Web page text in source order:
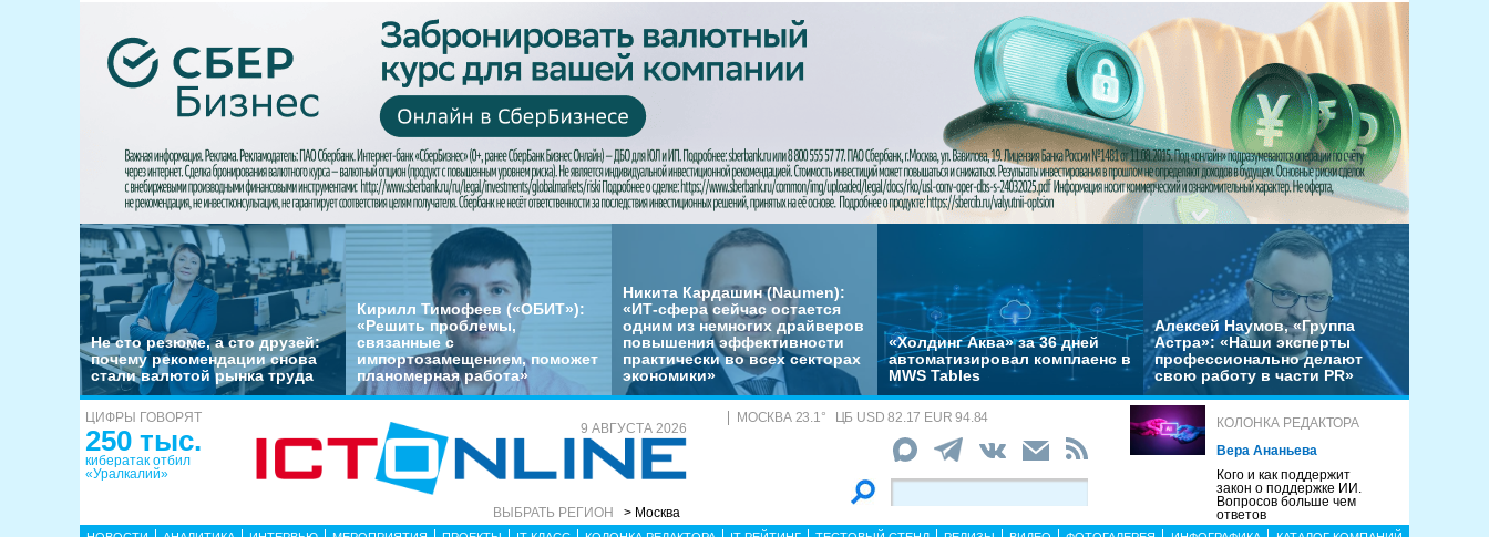
Не сто резюме, а сто друзей:
почему рекомендации снова
стали валютой рынка труда
Кирилл Тимофеев («ОБИТ»):
«Решить проблемы,
связанные с
импортозамещением, поможет
планомерная работа»
Никита Кардашин (Naumen):
«ИТ-сфера сейчас остается
одним из немногих драйверов
повышения эффективности
практически во всех секторах
экономики»
«Холдинг Аква» за 36 дней
автоматизировал комплаенс в
MWS Tables
Алексей Наумов, «Группа
Астра»: «Наши эксперты
профессионально делают
свою работу в части PR»
ЦИФРЫ ГОВОРЯТ
250 тыс.
кибератак отбил
«Уралкалий»
9 АВГУСТА 2026
ВЫБРАТЬ РЕГИОН > Москва
МОСКВА 23.1° ЦБ USD 82.17 EUR 94.84
КОЛОНКА РЕДАКТОРА
Вера Ананьева
Кого и как поддержит
закон о поддержке ИИ.
Вопросов больше чем
ответов